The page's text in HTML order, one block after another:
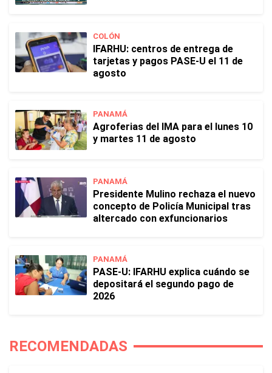
COLÓN
IFARHU: centros de entrega de
tarjetas y pagos PASE-U el 11 de
agosto
PANAMÁ
Agroferias del IMA para el lunes 10
y martes 11 de agosto
PANAMÁ
Presidente Mulino rechaza el nuevo
concepto de Policía Municipal tras
altercado con exfuncionarios
PANAMÁ
PASE-U: IFARHU explica cuándo se
depositará el segundo pago de
2026
RECOMENDADAS